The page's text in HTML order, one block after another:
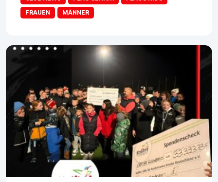
FRAUEN
MÄNNER